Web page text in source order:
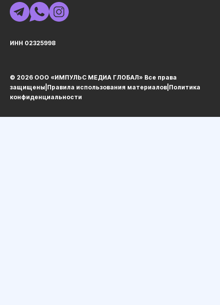
ИНН 02325998
© 2026 ООО «ИМПУЛЬС МЕДИА ГЛОБАЛ» Все права
защищеныㅤ|ㅤ Правила использования материалов Политика
конфиденциальности